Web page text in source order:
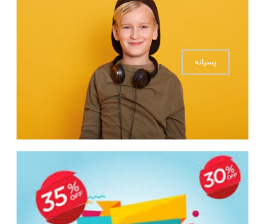
پسرانه